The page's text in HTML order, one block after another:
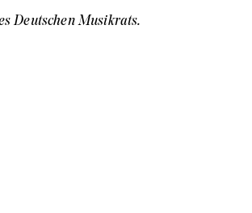
Deutschen Musikrats.